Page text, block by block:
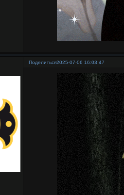
Поделиться2025-07-06 16:03:47